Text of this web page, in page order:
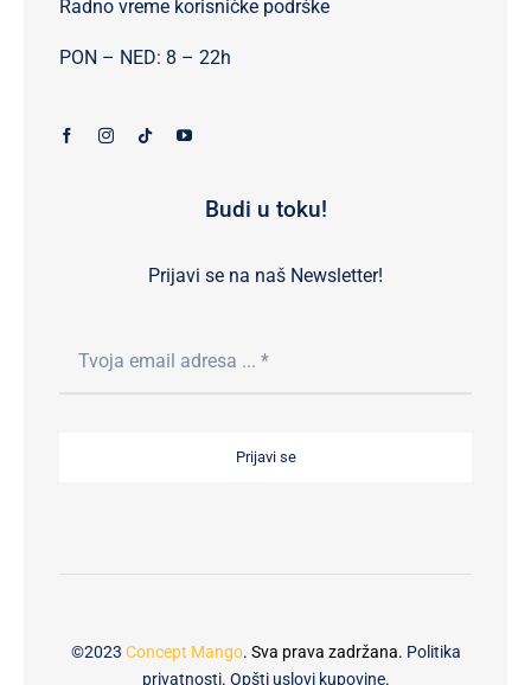
Budi u toku!
Prijavi se na naš Newsletter!
Prijavi se
Radno vreme korisničke podrške
PON – NED: 8 – 22h
©2023 Concept Mango. Sva prava zadržana. Politika
privatnosti. Opšti uslovi kupovine.